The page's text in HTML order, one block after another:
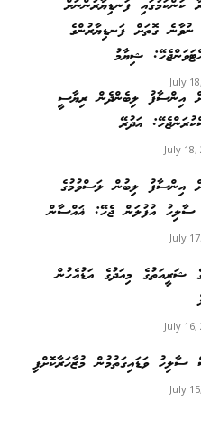
ކަންކަމުގައި ފަނޑިޔާރުންނަށް
ނުވާނެ ގޮތަށް ފަނޑިޔާރުންގެ
ޝިޔާމު
July
އިންސާފު ލިބެންދެން ރިޔާސީ
އަދުރޭ
July 18,
އިންސާފު ލިބުން ލަސްވުމުގެ
އުފުލަން ޖެހޭ: ޣައްސާން
July
ޝަރީއަތުގެ މިއަދުގެ އަޑުއެހުން
July 16,
ސާލިހު ވަޑައިގަތުމުން މުޒާހަރާކޮށްފި
July